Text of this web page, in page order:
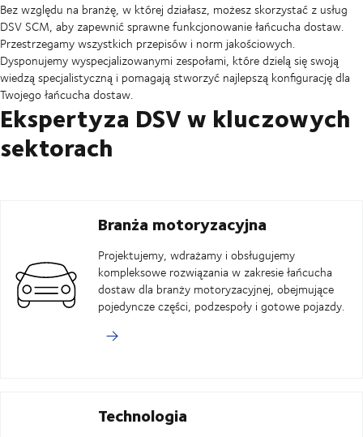
Bez względu na branżę, w której działasz, możesz skorzystać z usług
DSV SCM, aby zapewnić sprawne funkcjonowanie łańcucha dostaw.
Przestrzegamy wszystkich przepisów i norm jakościowych.
Dysponujemy wyspecjalizowanymi zespołami, które dzielą się swoją
wiedzą specjalistyczną i pomagają stworzyć najlepszą konfigurację dla
Twojego łańcucha dostaw.
Ekspertyza DSV w kluczowych
sektorach
Branża motoryzacyjna
Projektujemy, wdrażamy i obsługujemy
kompleksowe rozwiązania w zakresie łańcucha
dostaw dla branży motoryzacyjnej, obejmujące
pojedyncze części, podzespoły i gotowe pojazdy.
Technologia